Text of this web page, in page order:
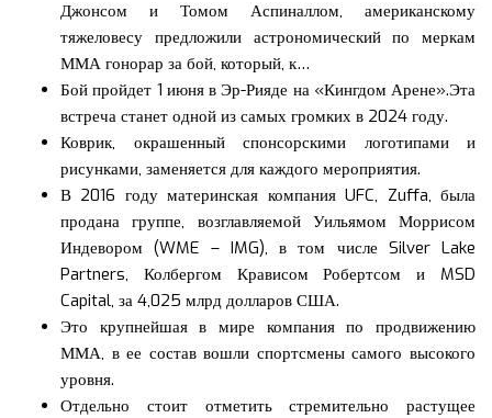
Джонсом и Томом Аспиналлом, американскому
тяжеловесу предложили астрономический по меркам
ММА гонорар за бой, который, к…
Бой пройдет 1 июня в Эр-Рияде на «Кингдом Арене».Эта
встреча станет одной из самых громких в 2024 году.
Коврик, окрашенный спонсорскими логотипами и
рисунками, заменяется для каждого мероприятия.
В 2016 году материнская компания UFC, Zuffa, была
продана группе, возглавляемой Уильямом Моррисом
Индевором (WME – IMG), в том числе Silver Lake
Partners, Колбергом Крависом Робертсом и MSD
Capital, за 4,025 млрд долларов США.
Это крупнейшая в мире компания по продвижению
ММА, в ее состав вошли спортсмены самого высокого
уровня.
Отдельно стоит отметить стремительно растущее